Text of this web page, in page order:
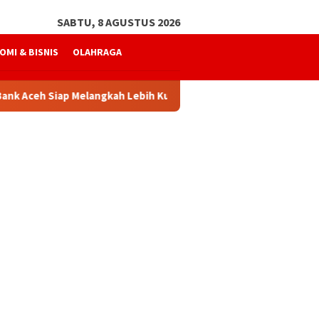
SABTU, 8 AGUSTUS 2026
& BISNIS OLAHRAGA
Siap Melangkah Lebih Kuat